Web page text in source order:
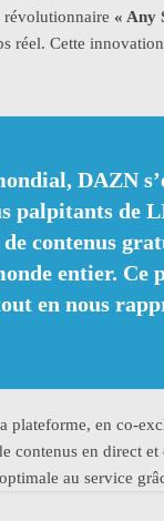
« Any
réel. Cette
DAZN
palpitants
contenus
entier.
en nous
plateforme, en co-
contenus en direct
au service